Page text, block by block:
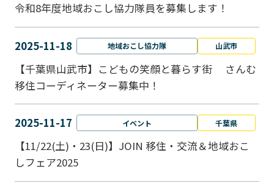
令和8年度地域おこし協力隊員を募集します！
2025-11-18 地域おこし協力隊 山武市
【千葉県山武市】こどもの笑顔と暮らす街 さんむ
移住コーディネーター募集中！
2025-11-17 イベント 千葉県
【11/22(土)・23(日)】JOIN 移住・交流＆地域おこ
しフェア2025